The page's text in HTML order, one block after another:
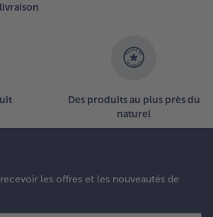
Des produits au plus près du
naturel
les offres et les nouveautés de